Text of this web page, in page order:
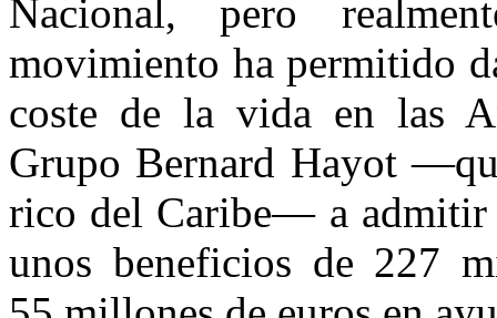
Nacional, pero
movimiento ha permitido
coste de la vida en las
Grupo Bernard Hayot
rico del Caribe— a admitir
unos beneficios de 227